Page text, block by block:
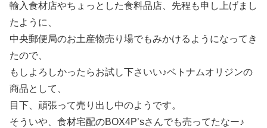
輸入食材店やちょっとした食料品店、先程も申し上げまし
たように、
中央郵便局のお土産物売り場でもみかけるようになってき
たので、
もしよろしかったらお試し下さいい♪ベトナムオリジンの
商品として、
目下、頑張って売り出し中のようです。
そういや、食材宅配のBOX4P’sさんでも売ってたなー♪